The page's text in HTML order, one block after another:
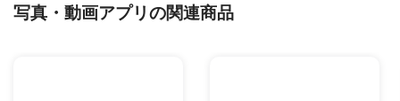
写真・動画アプリの関連商品